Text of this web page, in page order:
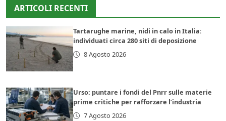
ARTICOLI RECENTI
Tartarughe marine, nidi in calo in Italia:
individuati circa 280 siti di deposizione
8 Agosto 2026
Urso: puntare i fondi del Pnrr sulle materie
prime critiche per rafforzare l’industria
7 Agosto 2026